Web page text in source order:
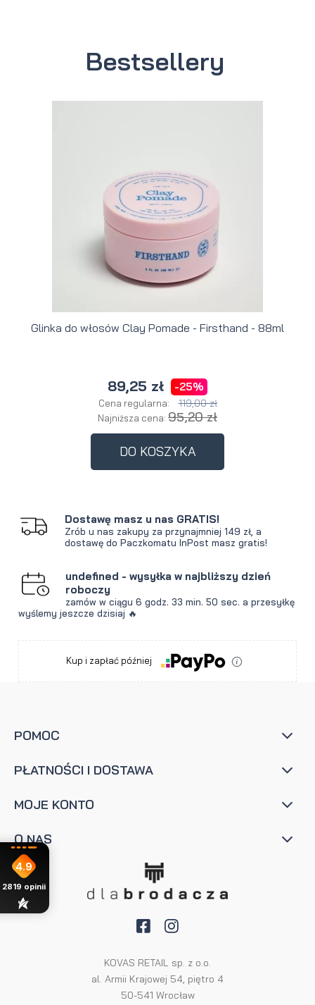
Bestsellery
Glinka do włosów Clay Pomade - Firsthand - 88ml
89,25 zł -25%
Cena regularna: 119,00 zł
Najniższa cena: 95,20 zł
DO KOSZYKA
Dostawę masz u nas GRATIS!
Zrób u nas zakupy za przynajmniej 149 zł, a
dostawę do Paczkomatu InPost masz gratis!
undefined - wysyłka w najbliższy dzień
roboczy
zamów w ciągu 6 godz. 33 min. 49 sec.a przesyłkę
wyślemy jeszcze dzisiaj 🔥
Kup i zapłać później
POMOC
PŁATNOŚCI I DOSTAWA
MOJE KONTO
O NAS
KOVAS RETAIL sp. z o.o.
al. Armii Krajowej 54, piętro 4
50-541 Wrocław
4.9
2819 opinii